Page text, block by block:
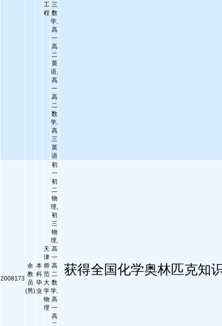
工
程
三
数
学,
高
一
高
二
英
语,
高
一
高
二
数
学,
高
三
英
语
2008173
余
教
员
(男)
本
科
毕
业
天
津
师
范
大
学
物
理
初
一
初
二
物
理,
初
三
物
理,
高
一
高
二
数
学,
高
一
高
二
获得全国化学奥林匹克知